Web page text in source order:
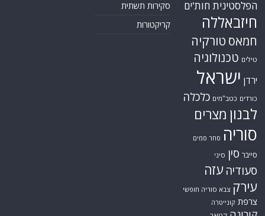
הפלסטינית חות'ים
חיזבאללה
חמאס טורקיה
טילים טכנולוגיה
ירדן ישראל
כורדים כטב"מים כלכלה
לבנון מצרים
סוריה סחר סמים
סייבר סין סיני
סעודיה עזה
עירק צבא סוריה חופשי
צרפת קונייטרה
סקירות תשתית
קריקטורות